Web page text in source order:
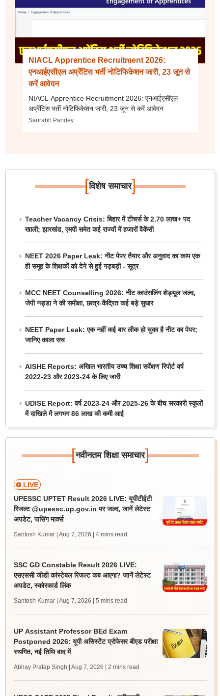
NIACL Apprentice Recruitment 2026:
एनआईएसीएल अप्रेंटिस भर्ती नोटिफिकेशन जारी, 23 जून से
करें आवेदन
NIACL Apprentice Recruitment 2026: एनआईएसीएल
अप्रेंटिस भर्ती नोटिफिकेशन जारी, 23 जून से करें आवेदन
Saurabh Pandey
[विशेष समाचार]
Teacher Vacancy Crisis: बिहार में टीचर्स के 2.70 लाख+ पद
खाली; झारखंड, एमपी समेत कई राज्यों में हजारों वैकेंसी
NEET 2026 Paper Leak: नीट पेपर तैयार और अनुवाद का काम एक
ही समूह के शिक्षकों को देने से हुई गड़बड़ी - सूत्र
MCC NEET Counselling 2026: नीट काउंसलिंग शेड्यूल जल्द,
जेपी नड्डा ने की समीक्षा, छात्र-केंद्रित कई बड़े सुधार
NEET Paper Leak: एक नहीं कई बार लीक हो चुका है नीट का पेपर;
जानिए काला सच
AISHE Reports: अखिल भारतीय उच्च शिक्षा सर्वेक्षण रिपोर्ट वर्ष
2022-23 और 2023-24 के लिए जारी
UDISE Report: वर्ष 2023-24 और 2025-26 के बीच सरकारी स्कूलों
में दाखिले में लगभग 86 लाख की कमी आई
[नवीनतम शिक्षा समाचार]
LIVE
UPESSC UPTET Result 2026 LIVE: यूपीटीईटी
रिजल्ट @upessc.up.gov.in पर जल्द, जानें लेटेस्ट
अपडेट, पासिंग मार्क्स
Santosh Kumar | Aug 7, 2026 | 4 mins read
SSC GD Constable Result 2026 LIVE:
एसएससी जीडी कांस्टेबल रिजल्ट कब आएगा? जानें लेटेस्ट
अपडेट, स्कोरकार्ड लिंक
Santosh Kumar | Aug 7, 2026 | 5 mins read
UP Assistant Professor BEd Exam
Postponed 2026: यूपी असिस्टेंट प्रोफेसर बीएड परीक्षा
स्थगित, नई तिथि बाद में
Abhay Pratap Singh | Aug 7, 2026 | 2 mins read